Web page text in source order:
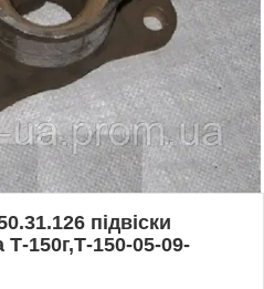
підвіски
Т-150г,Т-150-05-09-